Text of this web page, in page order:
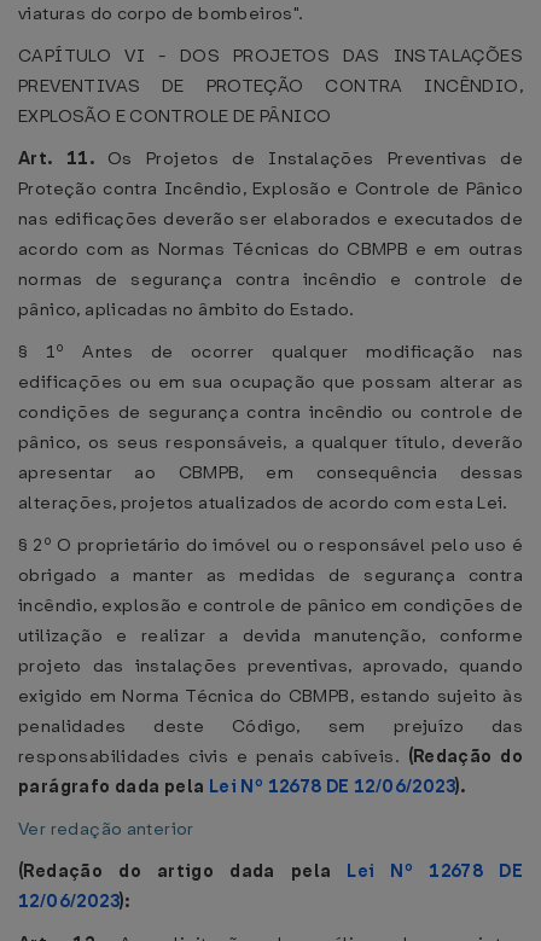
viaturas do corpo de bombeiros".
CAPÍTULO VI - DOS PROJETOS DAS INSTALAÇÕES
PREVENTIVAS DE PROTEÇÃO CONTRA INCÊNDIO,
EXPLOSÃO E CONTROLE DE PÂNICO
Art. 11.Os Projetos de Instalações Preventivas de
Proteção contra Incêndio, Explosão e Controle de Pânico
nas edificações deverão ser elaborados e executados de
acordo com as Normas Técnicas do CBMPB e em outras
normas de segurança contra incêndio e controle de
pânico, aplicadas no âmbito do Estado.
§ 1º Antes de ocorrer qualquer modificação nas
edificações ou em sua ocupação que possam alterar as
condições de segurança contra incêndio ou controle de
pânico, os seus responsáveis, a qualquer título, deverão
apresentar ao CBMPB, em consequência dessas
alterações, projetos atualizados de acordo com esta Lei.
§ 2º O proprietário do imóvel ou o responsável pelo uso é
obrigado a manter as medidas de segurança contra
incêndio, explosão e controle de pânico em condições de
utilização e realizar a devida manutenção, conforme
projeto das instalações preventivas, aprovado, quando
exigido em Norma Técnica do CBMPB, estando sujeito às
penalidades deste Código, sem prejuízo das
responsabilidades civis e penais cabíveis. (Redação do
parágrafo dada pela Lei Nº 12678 DE 12/06/2023).
Ver redação anterior
(Redação do artigo dada pela Lei Nº 12678 DE
12/06/2023):